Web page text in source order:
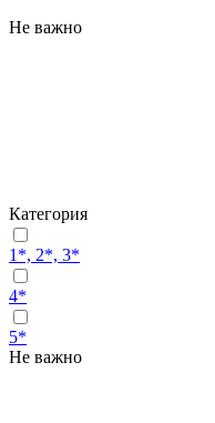
Не важно
Категория
1*, 2*, 3*
4*
5*
Не важно